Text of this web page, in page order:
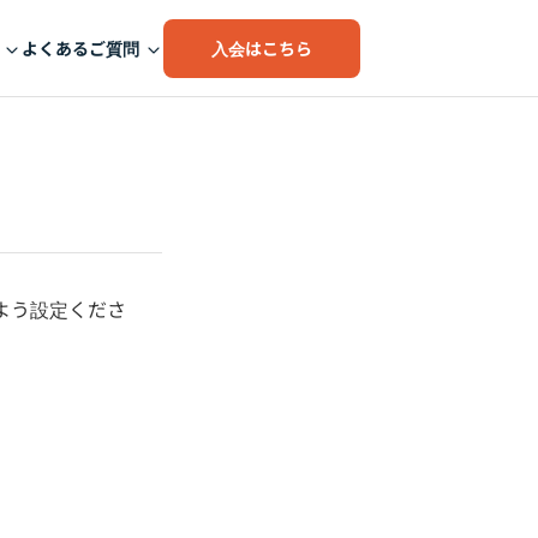
よくあるご質問 入会はこちら
う設定くださ